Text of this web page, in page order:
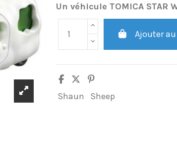
Un véhicule TOMICA STAR
Ajouter
Shaun Sheep